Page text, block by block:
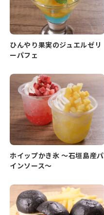
ひんやり果実のジュエルゼリ
ーパフェ
ホイップかき氷 ～石垣島産パ
インソース～